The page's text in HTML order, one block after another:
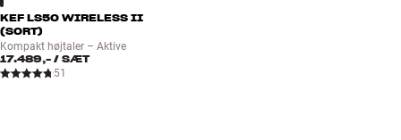
KEF LS50 WIRELESS II
(SORT)
Kompakt højtaler – Aktive
17.489,- / SÆT
51